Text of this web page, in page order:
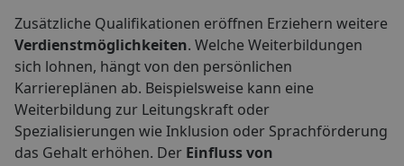
Zusätzliche Qualifikationen eröffnen Erziehern weitere
Verdienstmöglichkeiten. Welche Weiterbildungen
sich lohnen, hängt von den persönlichen
Karriereplänen ab. Beispielsweise kann eine
Weiterbildung zur Leitungskraft oder
Spezialisierungen wie Inklusion oder Sprachförderung
das Gehalt erhöhen. Der Einfluss von